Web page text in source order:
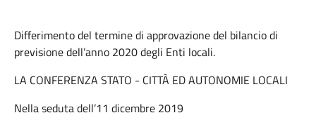
Differimento del termine di approvazione del bilancio di
previsione dell’anno 2020 degli Enti locali.
LA CONFERENZA STATO - CITTÀ ED AUTONOMIE LOCALI
Nella seduta dell’11 dicembre 2019